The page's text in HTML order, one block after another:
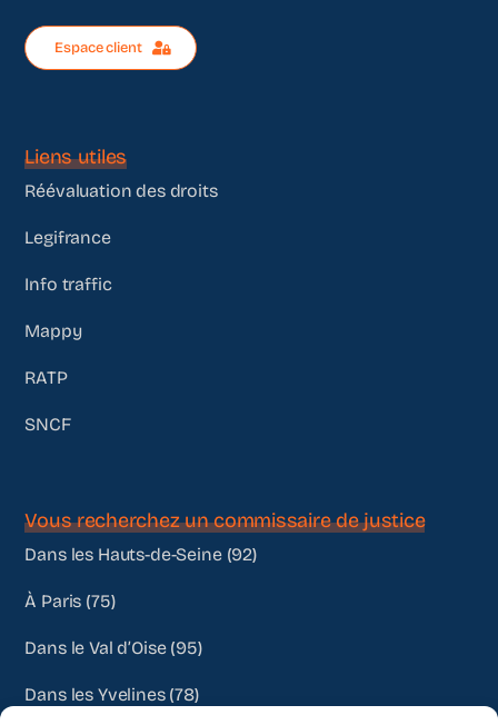
Espace client
Liens utiles
Réévaluation des droits
Legifrance
Info traffic
Mappy
RATP
SNCF
Vous recherchez un commissaire de justice
Dans les Hauts-de-Seine (92)
À Paris (75)
Dans le Val d’Oise (95)
Dans les Yvelines (78)